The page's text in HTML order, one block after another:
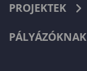
PROJEKTEK
PÁLYÁZÓKNAK